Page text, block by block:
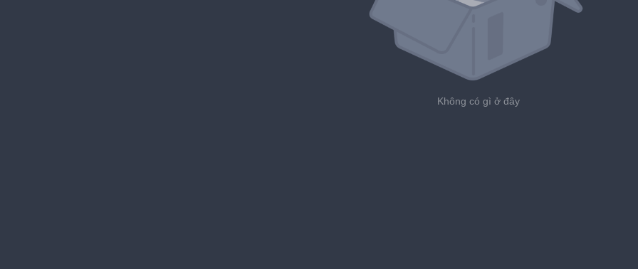
Không có gì ở đây